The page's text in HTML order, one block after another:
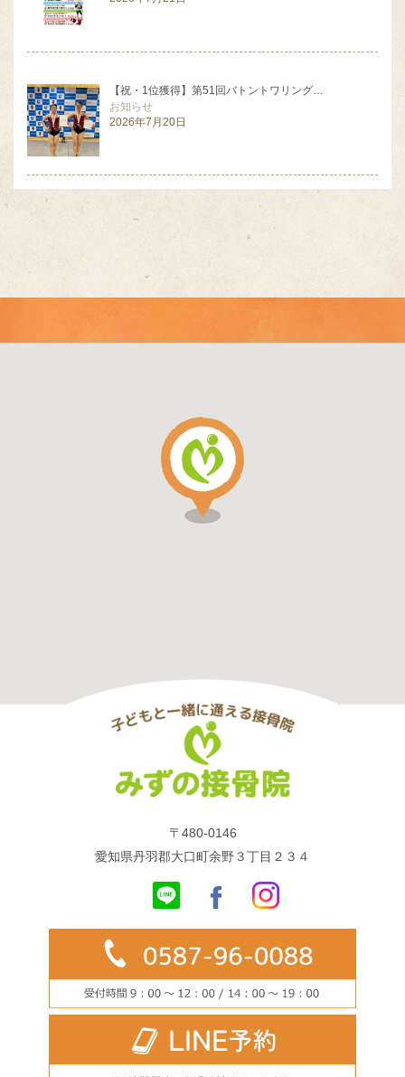
【祝・1位獲得】第51回バトントワリング…
お知らせ
2026年7月20日
〒480-0146
愛知県丹羽郡大口町余野３丁目２３４